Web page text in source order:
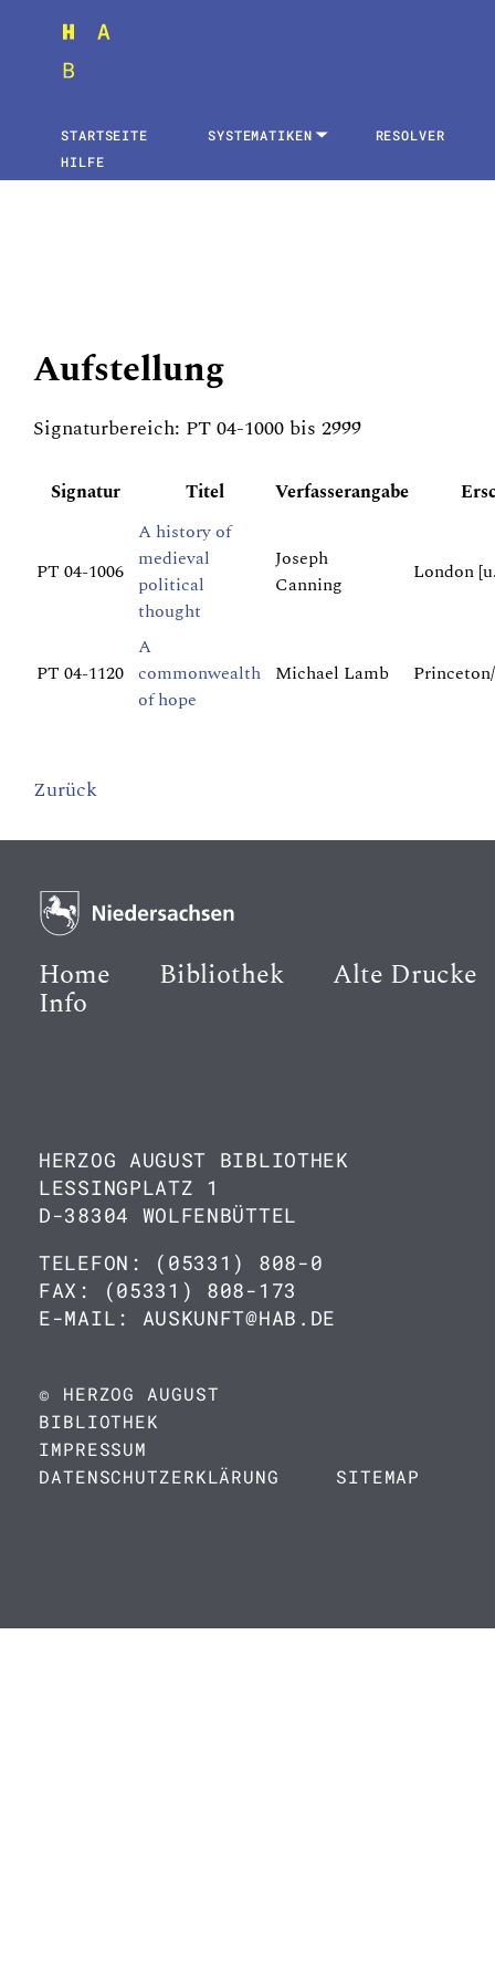
STARTSEITE SYSTEMATIKEN
RESOLVER
HILFE
Aufstellung
Signaturbereich: PT 04-1000 bis 2999
Signatur Titel Verfasserangabe
PT 04-1006
A history of
medieval
political
thought
Joseph
Canning
London
PT 04-1120
A
commonwealth
of hope
Michael Lamb
Zurück
Home Bibliothek Alte Drucke
Info
HERZOG AUGUST BIBLIOTHEK
LESSINGPLATZ 1
D-38304 WOLFENBÜTTEL
TELEFON: (05331) 808-0
FAX: (05331) 808-173
E-MAIL: AUSKUNFT@HAB.DE
© HERZOG AUGUST
BIBLIOTHEK
IMPRESSUM
DATENSCHUTZERKLÄRUNG
SITEMAP